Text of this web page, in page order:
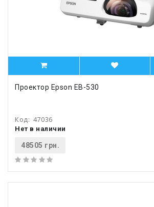
Проектор Epson EB-530
Код: 47036
Нет в наличии
48505 грн.